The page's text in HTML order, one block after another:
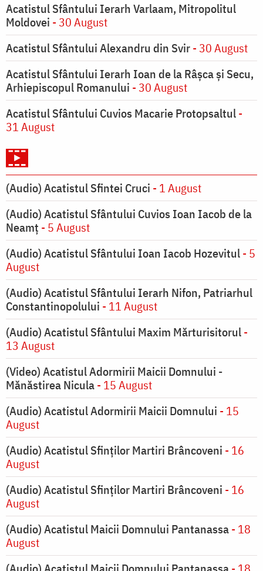
Acatistul Sfântului Ierarh Varlaam, Mitropolitul
Moldovei - 30 August
Acatistul Sfântului Alexandru din Svir- 30 August
Acatistul Sfântului Ierarh Ioan de la Râşca şi Secu,
Arhiepiscopul Romanului - 30 August
Acatistul Sfântului Cuvios Macarie Protopsaltul-
31 August
(Audio) Acatistul Sfintei Cruci - 1 August
(Audio) Acatistul Sfântului Cuvios Ioan Iacob de la
Neamț - 5 August
(Audio) Acatistul Sfântului Ioan Iacob Hozevitul- 5
August
(Audio) Acatistul Sfântului Ierarh Nifon, Patriarhul
Constantinopolului - 11 August
(Audio) Acatistul Sfântului Maxim Mărturisitorul-
13 August
(Video) Acatistul Adormirii Maicii Domnului -
Mănăstirea Nicula- 15 August
(Audio) Acatistul Adormirii Maicii Domnului - 15
August
(Audio) Acatistul Sfinților Martiri Brâncoveni - 16
August
(Audio) Acatistul Sfinților Martiri Brâncoveni - 16
August
(Audio) Acatistul Maicii Domnului Pantanassa- 18
August